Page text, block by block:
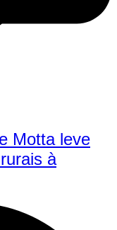
Motta leve
à